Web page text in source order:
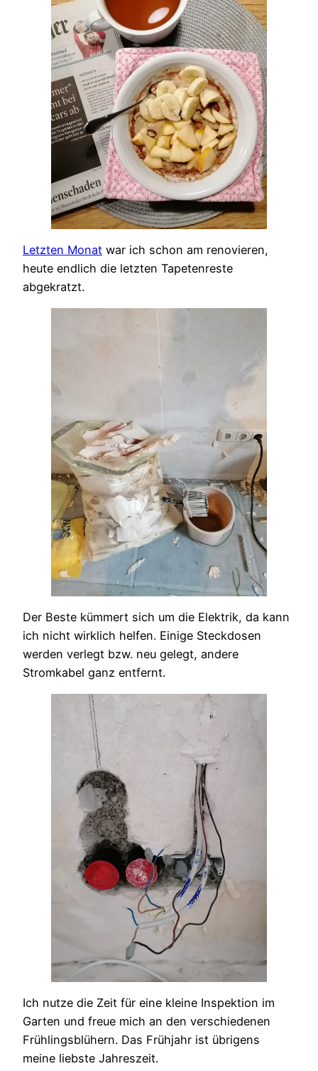
Letzten Monat war ich schon am renovieren,
heute endlich die letzten Tapetenreste
abgekratzt.
Der Beste kümmert sich um die Elektrik, da kann
ich nicht wirklich helfen. Einige Steckdosen
werden verlegt bzw. neu gelegt, andere
Stromkabel ganz entfernt.
Ich nutze die Zeit für eine kleine Inspektion im
Garten und freue mich an den verschiedenen
Frühlingsblühern. Das Frühjahr ist übrigens
meine liebste Jahreszeit.